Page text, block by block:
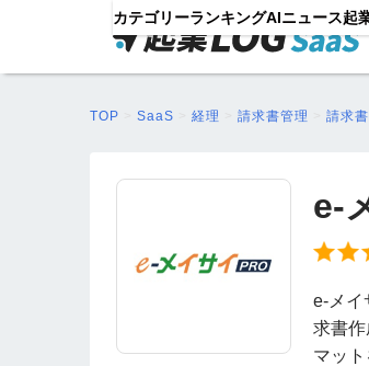
カテゴリーランキングAIニュース起
TOP SaaS 経理 請求書管理 請求
e-
e-メイ
求書
マッ